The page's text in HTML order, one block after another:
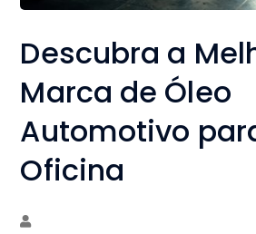
Descubra a
Marca de Óleo
Automotivo
Oficina